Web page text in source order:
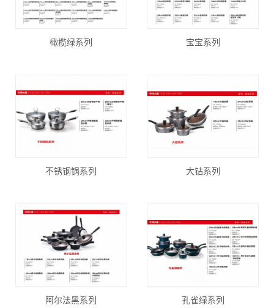
橄榄绿系列 宝宝系列
不锈钢锅系列 大钻系列
阿尔法黑系列 孔雀绿系列